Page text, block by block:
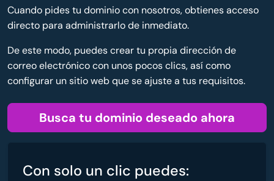
Cuando pides tu dominio con nosotros, obtienes acceso
directo para administrarlo de inmediato.
De este modo, puedes crear tu propia dirección de
correo electrónico con unos pocos clics, así como
configurar un sitio web que se ajuste a tus requisitos.
Busca tu dominio deseado ahora
Con solo un clic puedes: